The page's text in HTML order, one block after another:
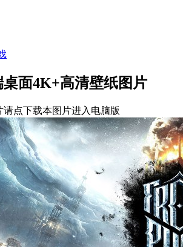
面4K+高清壁纸图片
点下载本图片进入电脑版